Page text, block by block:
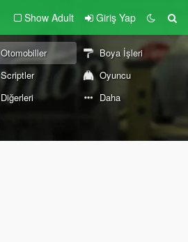
Show Adult Giriş Yap
Otomobiller
Boya İşleri
Scriptler
Oyuncu
Diğerleri Daha